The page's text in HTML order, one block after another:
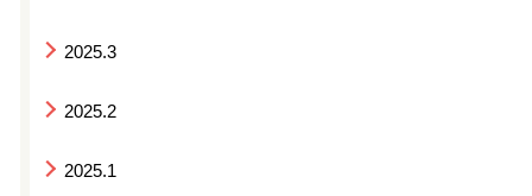
2025.3
2025.2
2025.1